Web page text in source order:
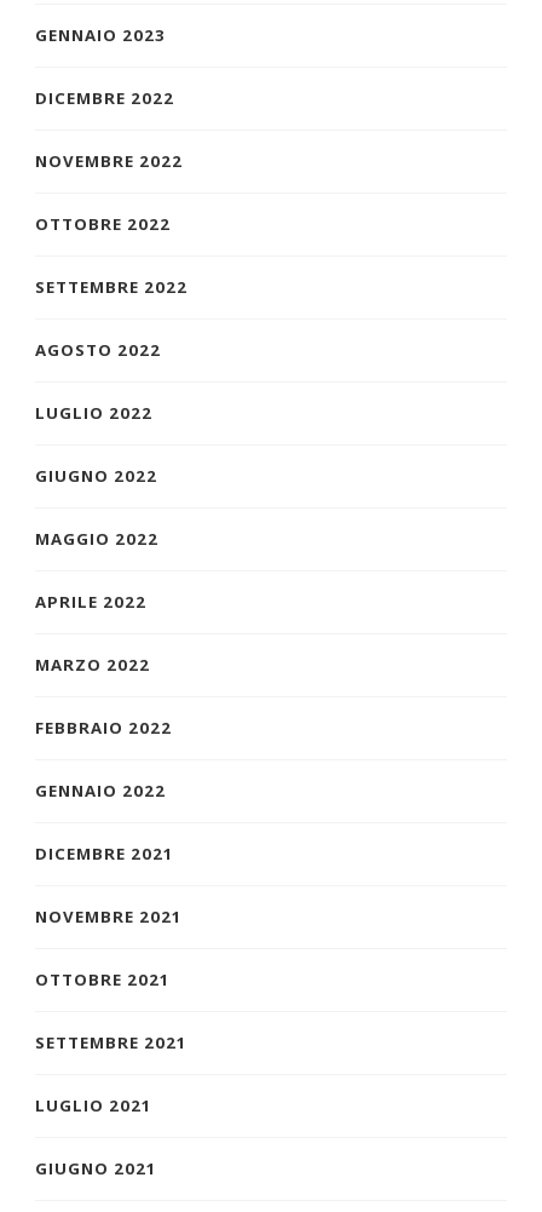
GENNAIO 2023
DICEMBRE 2022
NOVEMBRE 2022
OTTOBRE 2022
SETTEMBRE 2022
AGOSTO 2022
LUGLIO 2022
GIUGNO 2022
MAGGIO 2022
APRILE 2022
MARZO 2022
FEBBRAIO 2022
GENNAIO 2022
DICEMBRE 2021
NOVEMBRE 2021
OTTOBRE 2021
SETTEMBRE 2021
LUGLIO 2021
GIUGNO 2021